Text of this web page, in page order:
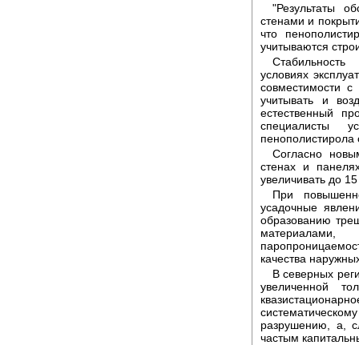
"Результаты
стенами и
что
учитываются
условиях
совместимости
учитывать и
естественный
специалисты
пенополистирола
Согласно
стенах и
увеличивать до
При
усадочные
образованию
качества
В северных
увеличенной
разрушению, а,
частым